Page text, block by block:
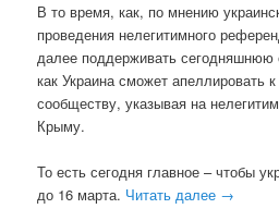
В то время, как, по мнению
проведения нелегитимного
далее поддерживать
как Украина сможет апеллировать
сообществу, указывая на
Крыму.
То есть сегодня главное – чтобы
до 16 марта. Читать далее →